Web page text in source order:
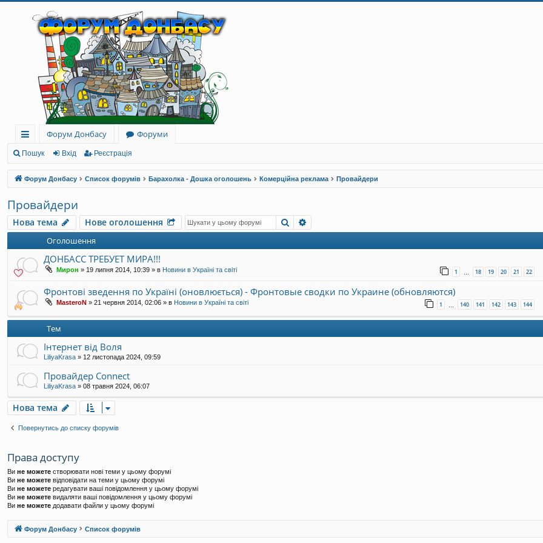
ви
дк
и
й
до
ст
уп
Форум Донбасу
Форуми
Пошук Вхід Реєстрація
Форум Донбасу Список форумів Барахолка - Дошка оголошень Комерційна реклама Провайдери
Провайдери
Нова тема Нове оголошення Пошук
Оголошення
ДОНБАСС ТРЕБУЕТ МИРА!!!
Мирон » 19 липня 2014, 10:39 » в Новини в Україні та світі 1 … 18 19 20 21 22
Фронтові зведення по Україні (оновлюється) - Фронтовые сводки по Украине (обновляются)
MasteroN » 21 червня 2014, 02:06 » в Новини в Україні та світі 1 … 140 141 142 143 144
Тем
Інтернет від Воля
LiliyaKrasa » 12 листопада 2024, 09:59
Провайдер Connect
LiliyaKrasa » 08 травня 2024, 06:07
Нова тема
Повернутись до списку форумів
Права доступу
Ви не можете створювати нові теми у цьому форумі
Ви не можете відповідати на теми у цьому форумі
Ви не можете редагувати ваші повідомлення у цьому форумі
Ви не можете видаляти ваші повідомлення у цьому форумі
Ви не можете додавати файли у цьому форумі
Форум Донбасу Список форумів